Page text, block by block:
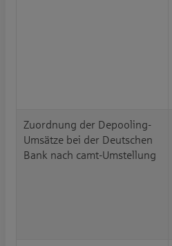
Zuordnung der Depooling-
Umsätze bei der Deutschen
Bank nach camt-Umstellung